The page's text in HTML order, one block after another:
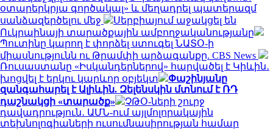
օտարերկրյա գործակալ» և մեղադրել պատերազմ
սանձազերծելու մեջ
Սերբիայում աջակցել են
Ուկրաինայի տարածքային ամբողջականությանը
Պուտինը կարող է փորձել ստուգել ՆԱՏՕ-ի
միասնությունն ու Թրամփի արձագանքը. CBS News
Ռուսաստանը «Իսկանդերներով» հարվածել է Կիևին․
խոցվել է երկու կարևոր օբյեկտ
Փաշինյանը
զանգահարել է Ալիևին. Զելենսկին մտնում է ՌԴ
դաշնակցի «տարածք»
ՉԹՕ-ների շուրջ
դավադրություն․ ԱՄՆ-ում այլմոլորակային
տեխնոլոգիաների ուսումնասիրության համար